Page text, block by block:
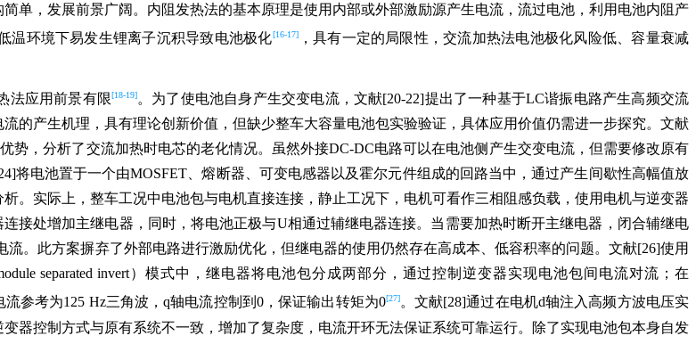
单，发展前景广阔。内阻发热法的基本原理是使用内部或外部激励源产生电流，流过电池，利用电池内阻产
温环境下易发生锂离子沉积导致电池极化[16-17]，具有一定的局限性，交流加热法电池极化风险低、容量衰减
法应用前景有限[18-19]。为了使电池自身产生交变电流，文献[20-22]提出了一种基于LC谐振电路产生高频交流
的产生机理，具有理论创新价值，但缺少整车大容量电池包实验验证，具体应用价值仍需进一步探究。文献
势，分析了交流加热时电芯的老化情况。虽然外接DC-DC电路可以在电池侧产生交变电流，但需要修改原有
将电池置于一个由MOSFET、熔断器、可变电感器以及霍尔元件组成的回路当中，通过产生间歇性高幅值放
。实际上，整车工况中电池包与电机直接连接，静止工况下，电机可看作三相阻感负载，使用电机与逆变器
接处增加主继电器，同时，将电池正极与U相通过辅继电器连接。当需要加热时断开主继电器，闭合辅继电
。此方案摒弃了外部电路进行激励优化，但继电器的使用仍然存在高成本、低容积率的问题。文献[26]使用
separated invert）模式中，继电器将电池包分成两部分，通过控制逆变器实现电池包间电流对流；在
参考为125 Hz三角波，q轴电流控制到0，保证输出转矩为0[27]。文献[28]通过在电机d轴注入高频方波电压实
器控制方式与原有系统不一致，增加了复杂度，电流开环无法保证系统可靠运行。除了实现电池包本身自发